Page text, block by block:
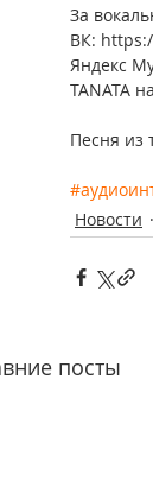
За
ВК:
Яндекс
TANATA
Песня из
Новости
посты